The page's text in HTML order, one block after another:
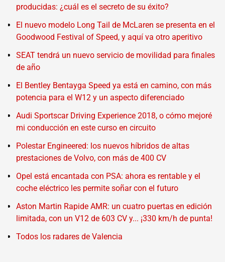
producidas: ¿cuál es el secreto de su éxito?
El nuevo modelo Long Tail de McLaren se presenta en el
Goodwood Festival of Speed, y aquí va otro aperitivo
SEAT tendrá un nuevo servicio de movilidad para finales
de año
El Bentley Bentayga Speed ya está en camino, con más
potencia para el W12 y un aspecto diferenciado
Audi Sportscar Driving Experience 2018, o cómo mejoré
mi conducción en este curso en circuito
Polestar Engineered: los nuevos híbridos de altas
prestaciones de Volvo, con más de 400 CV
Opel está encantada con PSA: ahora es rentable y el
coche eléctrico les permite soñar con el futuro
Aston Martin Rapide AMR: un cuatro puertas en edición
limitada, con un V12 de 603 CV y... ¡330 km/h de punta!
Todos los radares de Valencia